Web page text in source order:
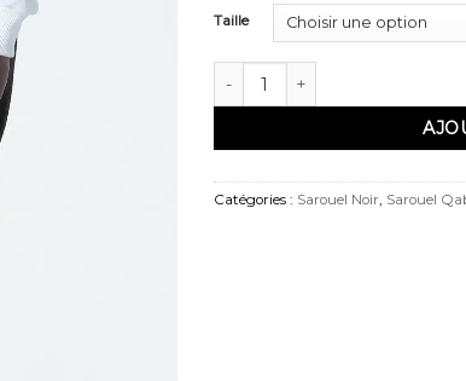
Taille
Catégories : Sarouel Noir, Sarouel